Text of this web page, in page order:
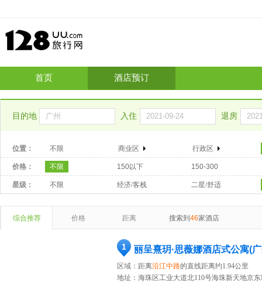
首页 酒店预订
目的地 入住 退房
位置： 不限 商业区 行政区
价格： 不限 150以下 150-300
星级： 不限 经济/客栈 二星/舒适
综合推荐 价格 距离 搜索到 46家酒店
1
区域：距离沿江中路的直线距离约1.94公里
地址： 海珠区工业大道北110号海珠新天地京